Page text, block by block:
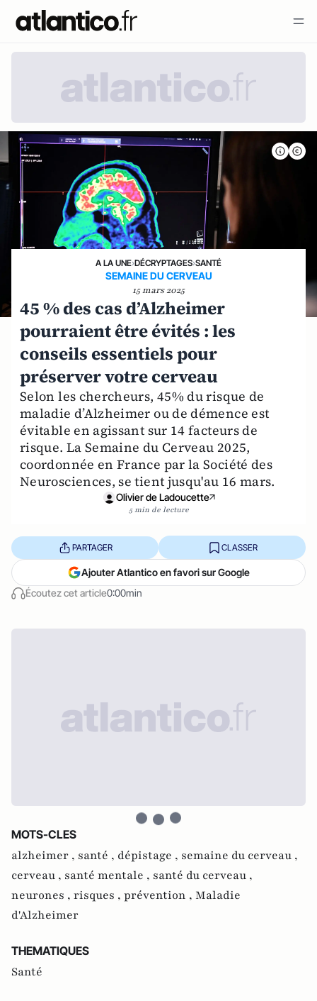
A LA UNE›DÉCRYPTAGES›SANTÉ
SEMAINE DU CERVEAU
15 mars 2025
45 % des cas d’Alzheimer
pourraient être évités : les
conseils essentiels pour
préserver votre cerveau
Selon les chercheurs, 45% du risque de
maladie d’Alzheimer ou de démence est
évitable en agissant sur 14 facteurs de
risque. La Semaine du Cerveau 2025,
coordonnée en France par la Société des
Neurosciences, se tient jusqu'au 16 mars.
Olivier de Ladoucette
5 min de lecture
Écoutez cet article0:00min
PARTAGER CLASSER
Ajouter Atlantico en favori sur Google
MOTS-CLES
alzheimer , santé , dépistage , semaine du cerveau ,
cerveau , santé mentale , santé du cerveau ,
neurones , risques , prévention , Maladie
d'Alzheimer
THEMATIQUES
Santé